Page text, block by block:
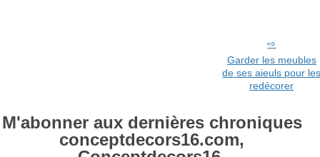
Garder les meubles
de ses aieuls pour
redécorer
M'abonner aux dernières chroniques
conceptdecors16.com,